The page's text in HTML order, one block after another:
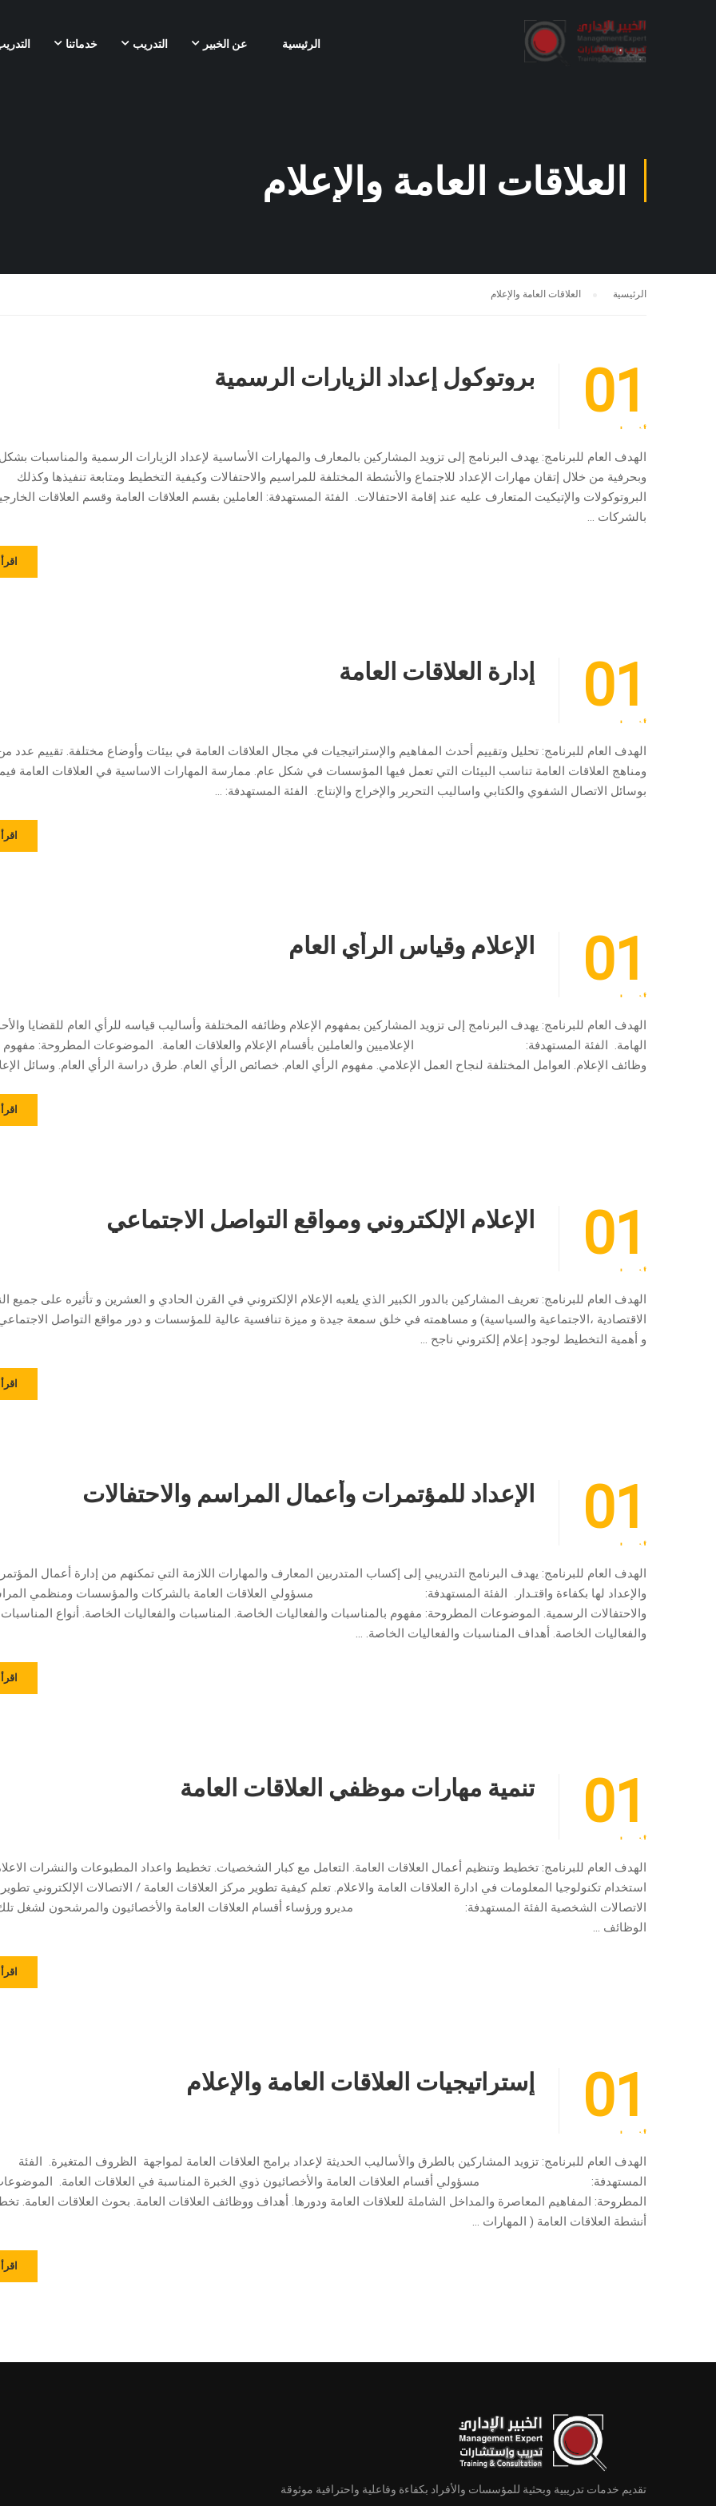
الرئيسية عن الخبير التدريب خدماتنا
العلاقات العامة والإعلام
الرئيسية العلاقات العامة والإعلام
01
أغسطس
بروتوكول إعداد الزيارات الرسمية
الهدف العام للبرنامج: يهدف البرنامج إلى تزويد المشاركين بالمعارف والمهارات الأساسية لإعداد الزيارات الرسمية والمناسبات
وبحرفية من خلال إتقان مهارات الإعداد للاجتماع والأنشطة المختلفة للمراسيم والاحتفالات وكيفية التخطيط ومتابعة تنفيذها وكذلك
البروتوكولات والإتيكيت المتعارف عليه عند إقامة الاحتفالات. الفئة المستهدفة: العاملين بقسم العلاقات العامة وقسم العلاقات
بالشركات …
01
أغسطس
إدارة العلاقات العامة
الهدف العام للبرنامج: تحليل وتقييم أحدث المفاهيم والإستراتيجيات في مجال العلاقات العامة في بيئات وأوضاع مختلفة. تقييم عدد
ومناهج العلاقات العامة تناسب البيئات التي تعمل فيها المؤسسات في شكل عام. ممارسة المهارات الاساسية في العلاقات العامة
بوسائل الاتصال الشفوي والكتابي واساليب التحرير والإخراج والإنتاج. الفئة المستهدفة: …
01
أغسطس
الإعلام وقياس الرأي العام
الهدف العام للبرنامج: يهدف البرنامج إلى تزويد المشاركين بمفهوم الإعلام وظائفه المختلفة وأساليب قياسه للرأي العام للقضايا
الهامة. الفئة المستهدفة: الإعلاميين والعاملين بأقسام الإعلام والعلاقات العامة. الموضوعات المطروحة: مفهوم
وظائف الإعلام. العوامل المختلفة لنجاح العمل الإعلامي. مفهوم الرأي العام. خصائص الرأي العام. طرق دراسة الرأي العام. وسائل
01
أغسطس
الإعلام الإلكتروني ومواقع التواصل الاجتماعي
الهدف العام للبرنامج: تعريف المشاركين بالدور الكبير الذي يلعبه الإعلام الإلكتروني في القرن الحادي و العشرين و تأثيره على جميع
الاقتصادية ،الاجتماعية والسياسية) و مساهمته في خلق سمعة جيدة و ميزة تنافسية عالية للمؤسسات و دور مواقع التواصل
و أهمية التخطيط لوجود إعلام إلكتروني ناجح …
01
أغسطس
الإعداد للمؤتمرات وأعمال المراسم والاحتفالات
الهدف العام للبرنامج: يهدف البرنامج التدريبي إلى إكساب المتدربين المعارف والمهارات اللازمة التي تمكنهم من إدارة أعمال
والإعداد لها بكفاءة واقتـدار. الفئة المستهدفة: مسؤولي العلاقات العامة بالشركات والمؤسسات ومنظمي
والاحتفالات الرسمية. الموضوعات المطروحة: مفهوم بالمناسبات والفعاليات الخاصة. المناسبات والفعاليات الخاصة. أنواع المناسبات
والفعاليات الخاصة. أهداف المناسبات والفعاليات الخاصة. …
01
أغسطس
تنمية مهارات موظفي العلاقات العامة
الهدف العام للبرنامج: تخطيط وتنظيم أعمال العلاقات العامة. التعامل مع كبار الشخصيات. تخطيط واعداد المطبوعات والنشرات
استخدام تكنولوجيا المعلومات في ادارة العلاقات العامة والاعلام. تعلم كيفية تطوير مركز العلاقات العامة / الاتصالات الإلكتروني تطوير
الاتصالات الشخصية الفئة المستهدفة: مديرو ورؤساء أقسام العلاقات العامة والأخصائيون والمرشحون لشغل
الوظائف …
01
أغسطس
إستراتيجيات العلاقات العامة والإعلام
الهدف العام للبرنامج: تزويد المشاركين بالطرق والأساليب الحديثة لإعداد برامج العلاقات العامة لمواجهة الظروف المتغيرة. الفئة
المستهدفة: مسؤولي أقسام العلاقات العامة والأخصائيون ذوي الخبرة المناسبة في العلاقات العامة.
المطروحة: المفاهيم المعاصرة والمداخل الشاملة للعلاقات العامة ودورها. أهداف ووظائف العلاقات العامة. بحوث العلاقات العامة.
أنشطة العلاقات العامة ( المهارات …
تقديم خدمات تدريبية وبحثية للمؤسسات والأفراد بكفاءة وفاعلية واحترافية موثوقة